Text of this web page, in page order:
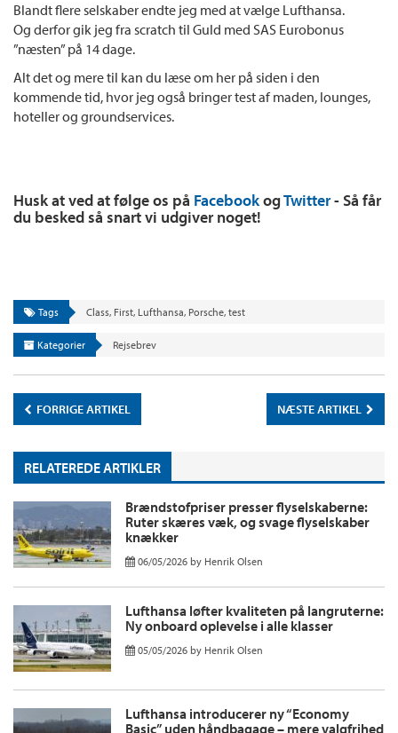
Blandt flere selskaber endte jeg med at vælge Lufthansa.
Og derfor gik jeg fra scratch til Guld med SAS Eurobonus
”næsten” på 14 dage.
Alt det og mere til kan du læse om her på siden i den
kommende tid, hvor jeg også bringer test af maden, lounges,
hoteller og groundservices.
Husk at ved at følge os på FacebookogTwitter- Så får
du besked så snart vi udgiver noget!
Tags Class, First, Lufthansa, Porsche, test
Kategorier Rejsebrev
FORRIGE ARTIKEL NÆSTE ARTIKEL
RELATEREDE ARTIKLER
Brændstofpriser presser flyselskaberne:
Ruter skæres væk, og svage flyselskaber
knækker
06/05/2026 by Henrik Olsen
Lufthansa løfter kvaliteten på langruterne:
Ny onboard oplevelse i alle klasser
05/05/2026 by Henrik Olsen
Lufthansa introducerer ny “Economy
Basic” uden håndbagage – mere valgfrihed